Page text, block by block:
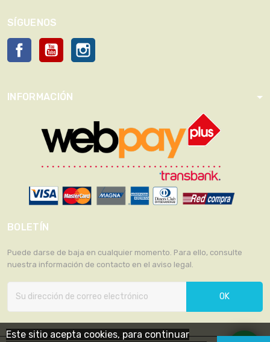
SÍGUENOS
Facebook YouTube
INFORMACIÓN
BOLETÍN
Puede darse de baja en cualquier momento. Para ello, consulte
nuestra información de contacto en el aviso legal.
OK
Este sitio acepta cookies, para continuar